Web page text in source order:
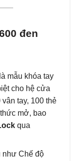
đen
mẫu khóa tay
cho hệ cửa
tay, 100 thẻ
mở, bao
qua
như Chế độ